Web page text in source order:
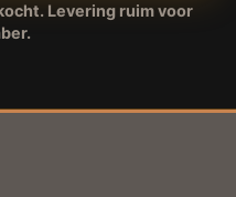
Levering ruim voor